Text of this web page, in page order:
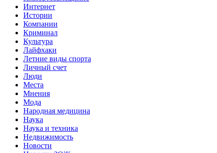
Интернет
Истории
Компании
Криминал
Культура
Лайфхаки
Летние виды спорта
Личный счет
Люди
Места
Мнения
Мода
Народная медицина
Наука
Наука и техника
Недвижимость
Новости